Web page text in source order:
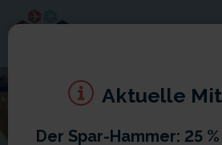
Aktuelle
Der Spar-Hammer: 25